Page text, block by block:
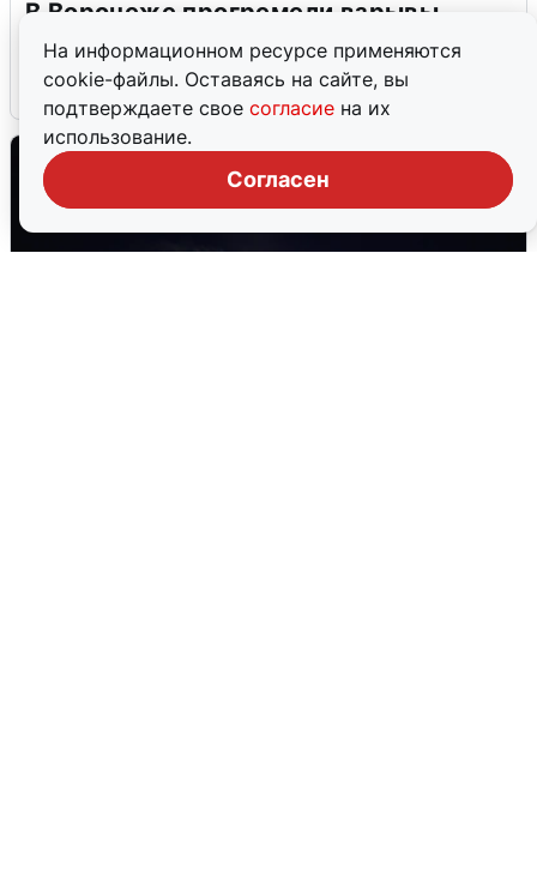
На информационном ресурсе применяются
cookie-файлы. Оставаясь на сайте, вы
подтверждаете свое согласие на их
использование.
Согласен
В Воронеже прогремели взрывы
после сигнала тревоги
5 августа 0